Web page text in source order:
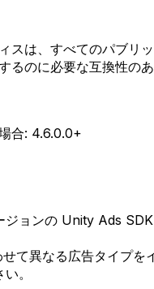
は、すべてのパブリ
のに必要な互換性の
合: 4.6.0.0+
ョンの Unity Ads
異なる広告タイプを
。